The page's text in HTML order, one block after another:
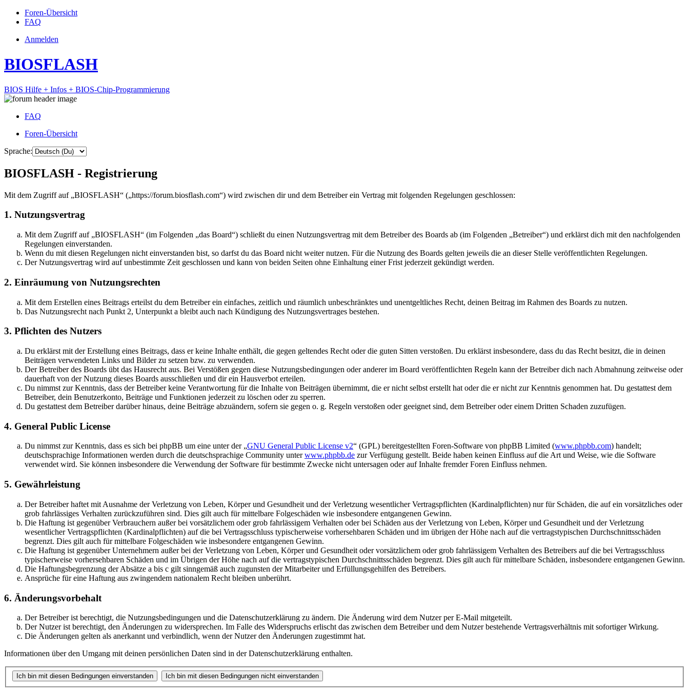
Foren-Übersicht
FAQ
Anmelden
BIOSFLASH
BIOS Hilfe + Infos + BIOS-Chip-Programmierung
FAQ
Foren-Übersicht
Sprache:
BIOSFLASH - Registrierung
Mit dem Zugriff auf „BIOSFLASH“ („https://forum.biosflash.com“) wird zwischen dir und dem Betreiber ein Vertrag mit folgenden Regelungen geschlossen:
1. Nutzungsvertrag
Mit dem Zugriff auf „BIOSFLASH“ (im Folgenden „das Board“) schließt du einen Nutzungsvertrag mit dem Betreiber des Boards ab (im Folgenden „Betreiber“) und erklärst dich mit den nachfolgenden
Regelungen einverstanden.
Wenn du mit diesen Regelungen nicht einverstanden bist, so darfst du das Board nicht weiter nutzen. Für die Nutzung des Boards gelten jeweils die an dieser Stelle veröffentlichten Regelungen.
Der Nutzungsvertrag wird auf unbestimmte Zeit geschlossen und kann von beiden Seiten ohne Einhaltung einer Frist jederzeit gekündigt werden.
2. Einräumung von Nutzungsrechten
Mit dem Erstellen eines Beitrags erteilst du dem Betreiber ein einfaches, zeitlich und räumlich unbeschränktes und unentgeltliches Recht, deinen Beitrag im Rahmen des Boards zu nutzen.
Das Nutzungsrecht nach Punkt 2, Unterpunkt a bleibt auch nach Kündigung des Nutzungsvertrages bestehen.
3. Pflichten des Nutzers
Du erklärst mit der Erstellung eines Beitrags, dass er keine Inhalte enthält, die gegen geltendes Recht oder die guten Sitten verstoßen. Du erklärst insbesondere, dass du das Recht besitzt, die in deinen
Beiträgen verwendeten Links und Bilder zu setzen bzw. zu verwenden.
Der Betreiber des Boards übt das Hausrecht aus. Bei Verstößen gegen diese Nutzungsbedingungen oder anderer im Board veröffentlichten Regeln kann der Betreiber dich nach Abmahnung zeitweise oder
dauerhaft von der Nutzung dieses Boards ausschließen und dir ein Hausverbot erteilen.
Du nimmst zur Kenntnis, dass der Betreiber keine Verantwortung für die Inhalte von Beiträgen übernimmt, die er nicht selbst erstellt hat oder die er nicht zur Kenntnis genommen hat. Du gestattest dem
Betreiber, dein Benutzerkonto, Beiträge und Funktionen jederzeit zu löschen oder zu sperren.
Du gestattest dem Betreiber darüber hinaus, deine Beiträge abzuändern, sofern sie gegen o. g. Regeln verstoßen oder geeignet sind, dem Betreiber oder einem Dritten Schaden zuzufügen.
4. General Public License
Du nimmst zur Kenntnis, dass es sich bei phpBB um eine unter der „GNU General Public License v2“ (GPL) bereitgestellten Foren-Software von phpBB Limited (www.phpbb.com) handelt;
deutschsprachige Informationen werden durch die deutschsprachige Community unterwww.phpbb.de zur Verfügung gestellt. Beide haben keinen Einfluss auf die Art und Weise, wie die Software
verwendet wird. Sie können insbesondere die Verwendung der Software für bestimmte Zwecke nicht untersagen oder auf Inhalte fremder Foren Einfluss nehmen.
5. Gewährleistung
Der Betreiber haftet mit Ausnahme der Verletzung von Leben, Körper und Gesundheit und der Verletzung wesentlicher Vertragspflichten (Kardinalpflichten) nur für Schäden, die auf ein vorsätzliches oder
grob fahrlässiges Verhalten zurückzuführen sind. Dies gilt auch für mittelbare Folgeschäden wie insbesondere entgangenen Gewinn.
Die Haftung ist gegenüber Verbrauchern außer bei vorsätzlichem oder grob fahrlässigem Verhalten oder bei Schäden aus der Verletzung von Leben, Körper und Gesundheit und der Verletzung
wesentlicher Vertragspflichten (Kardinalpflichten) auf die bei Vertragsschluss typischerweise vorhersehbaren Schäden und im übrigen der Höhe nach auf die vertragstypischen Durchschnittsschäden
begrenzt. Dies gilt auch für mittelbare Folgeschäden wie insbesondere entgangenen Gewinn.
Die Haftung ist gegenüber Unternehmern außer bei der Verletzung von Leben, Körper und Gesundheit oder vorsätzlichem oder grob fahrlässigem Verhalten des Betreibers auf die bei Vertragsschluss
typischerweise vorhersehbaren Schäden und im Übrigen der Höhe nach auf die vertragstypischen Durchschnittsschäden begrenzt. Dies gilt auch für mittelbare Schäden, insbesondere entgangenen Gewinn.
Die Haftungsbegrenzung der Absätze a bis c gilt sinngemäß auch zugunsten der Mitarbeiter und Erfüllungsgehilfen des Betreibers.
Ansprüche für eine Haftung aus zwingendem nationalem Recht bleiben unberührt.
6. Änderungsvorbehalt
Der Betreiber ist berechtigt, die Nutzungsbedingungen und die Datenschutzerklärung zu ändern. Die Änderung wird dem Nutzer per E-Mail mitgeteilt.
Der Nutzer ist berechtigt, den Änderungen zu widersprechen. Im Falle des Widerspruchs erlischt das zwischen dem Betreiber und dem Nutzer bestehende Vertragsverhältnis mit sofortiger Wirkung.
Die Änderungen gelten als anerkannt und verbindlich, wenn der Nutzer den Änderungen zugestimmt hat.
Informationen über den Umgang mit deinen persönlichen Daten sind in der Datenschutzerklärung enthalten.